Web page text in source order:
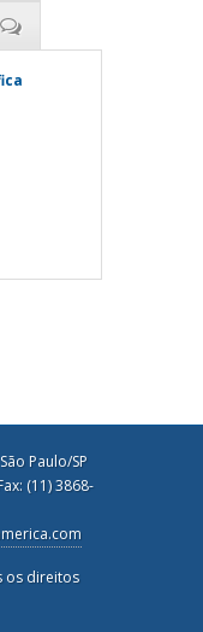
Paulo/SP
(11) 3868-
os direitos